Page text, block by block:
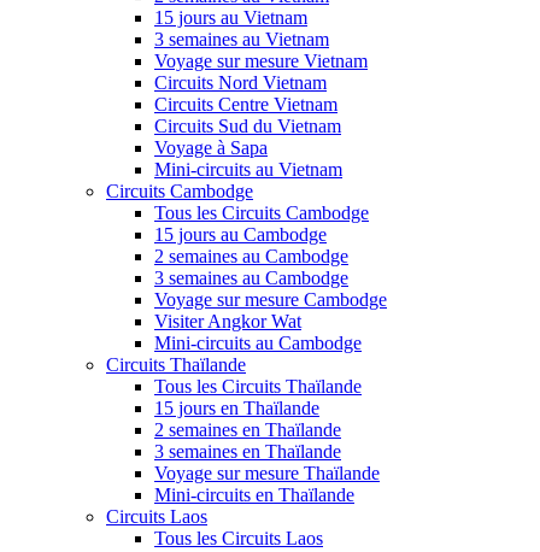
15 jours au Vietnam
3 semaines au Vietnam
Voyage sur mesure Vietnam
Circuits Nord Vietnam
Circuits Centre Vietnam
Circuits Sud du Vietnam
Voyage à Sapa
Mini-circuits au Vietnam
Circuits Cambodge
Tous les Circuits Cambodge
15 jours au Cambodge
2 semaines au Cambodge
3 semaines au Cambodge
Voyage sur mesure Cambodge
Visiter Angkor Wat
Mini-circuits au Cambodge
Circuits Thaïlande
Tous les Circuits Thaïlande
15 jours en Thaïlande
2 semaines en Thaïlande
3 semaines en Thaïlande
Voyage sur mesure Thaïlande
Mini-circuits en Thaïlande
Circuits Laos
Tous les Circuits Laos